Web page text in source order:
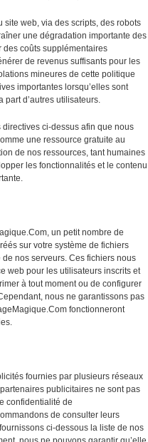
site web, via des scripts, des robots
une dégradation importante des
coûts supplémentaires
de revenus suffisants pour les
mineures de cette politique
importantes lorsqu’elles sont
d’autres utilisateurs.
ci-dessus afin que nous
une ressource gratuite au
de nos ressources, tant humaines
les fonctionnalités et le contenu
un petit nombre de
sur votre système de fichiers
nos serveurs. Ces fichiers nous
web pour les utilisateurs inscrits et
à tout moment ou de configurer
nous ne garantissons pas
fonctionneront
fournies par plusieurs réseaux
publicitaires ne sont pas
confidentialité de
de consulter leurs
ci-dessous la liste de nos